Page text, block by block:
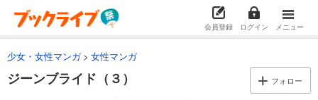
会員登録 ログイン メニュー
少女・女性マンガ 女性マンガ
ジーンブライド（３） フォロー